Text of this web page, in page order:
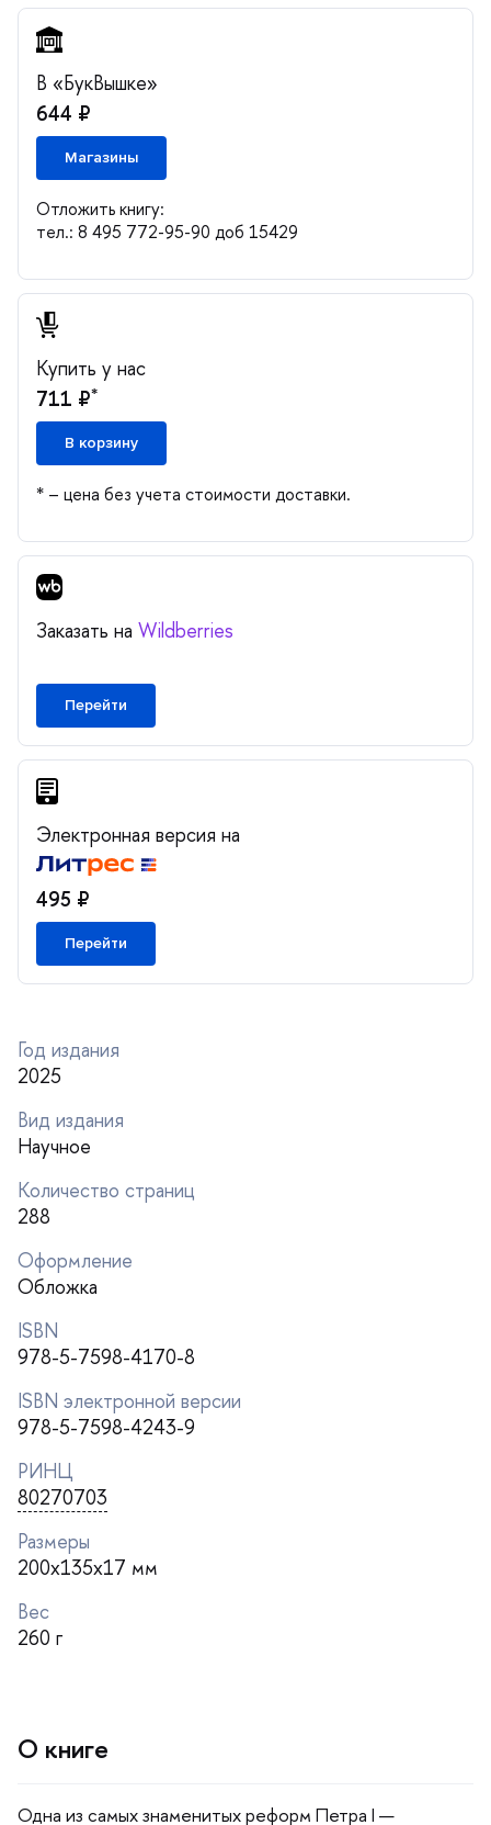
«БукВышке»
644 ₽
Магазины
Отложить книгу:
тел.: 8 495 772-95-90 доб 15429
Купить у нас
711 ₽*
корзину
* – цена без учета стоимости доставки.
Заказать на Wildberries
Перейти
Электронная версия на
495 ₽
Перейти
Год издания
2025
ид издания
Научное
Количество страниц
288
Оформление
Обложка
ISBN
978-5-7598-4170-8
ISBN электронной версии
978-5-7598-4243-9
РИНЦ
80270703
Размеры
200x135x17 мм
ес
260
О книге
Одна из самых знаменитых реформ Петра I —